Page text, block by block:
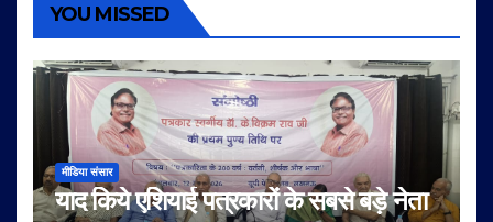
YOU MISSED
मीडिया संसार
याद किये एशियाई पत्रकारों के सबसे बड़े नेता